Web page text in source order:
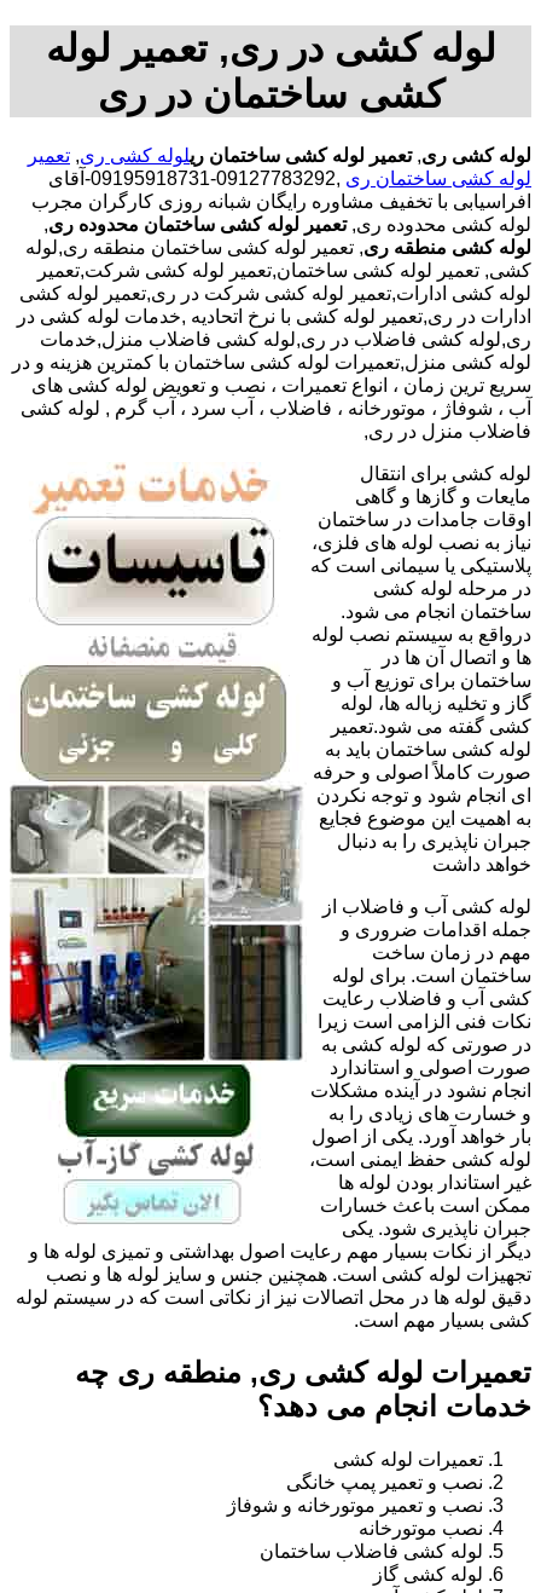
لوله کشی در ری, تعمیر لوله
کشی ساختمان در ری
لوله کشی ری,تعمیر لوله کشی ساختمان ریلوله کشی ری, تعمیر
لوله کشی ساختمان ری
,09127783292-09195918731-آقای
افراسیابی با تخفیف مشاوره رایگان شبانه روزی کارگران مجرب
لوله کشی محدوده ری,تعمیر لوله کشی ساختمان محدوده ری,
لوله کشی منطقه ری, تعمیر لوله کشی ساختمان منطقه ری,لوله
کشی, تعمیر لوله کشی ساختمان,تعمیر لوله کشی شرکت,تعمیر
لوله کشی ادارات,تعمیر لوله کشی شرکت در ری,تعمیر لوله کشی
ادارات در ری,تعمیر لوله کشی با نرخ اتحادیه ,خدمات لوله کشی در
ری,لوله کشی فاضلاب در ری,لوله کشی فاضلاب منزل,خدمات
لوله کشی منزل,تعمیرات لوله کشی ساختمان با کمترین هزینه و در
سریع ترین زمان ، انواع تعمیرات ، نصب و تعویض لوله کشی های
آب ، شوفاژ ، موتورخانه ، فاضلاب ، آب سرد ، آب گرم , لوله کشی
فاضلاب منزل در ری,
لوله کشی برای انتقال
مایعات و گازها و گاهی
اوقات جامدات در ساختمان
نیاز به نصب لوله های فلزی،
پلاستیکی یا سیمانی است که
در مرحله لوله کشی
ساختمان انجام می شود.
درواقع به سیستم نصب لوله
ها و اتصال آن ها در
ساختمان برای توزیع آب و
گاز و تخلیه زباله ها، لوله
کشی گفته می شود.تعمیر
لوله کشی ساختمان باید به
صورت کاملاً اصولی و حرفه
ای انجام شود و توجه نکردن
به اهمیت این موضوع فجایع
جبران ناپذیری را به دنبال
خواهد داشت
لوله کشی آب و فاضلاب از
جمله اقدامات ضروری و
مهم در زمان ساخت
ساختمان است. برای لوله
کشی آب و فاضلاب رعایت
نکات فنی الزامی است زیرا
در صورتی که لوله کشی به
صورت اصولی و استاندارد
انجام نشود در آینده مشکلات
و خسارت های زیادی را به
بار خواهد آورد. یکی از اصول
لوله کشی حفظ ایمنی است،
غیر استاندار بودن لوله ها
ممکن است باعث خسارات
جبران ناپذیری شود. یکی
دیگر از نکات بسیار مهم رعایت اصول بهداشتی و تمیزی لوله ها و
تجهیزات لوله کشی است. همچنین جنس و سایز لوله ها و نصب
دقیق لوله ها در محل اتصالات نیز از نکاتی است که در سیستم لوله
کشی بسیار مهم است.
تعمیرات لوله کشی ری, منطقه ری چه
خدمات انجام می دهد؟
تعمیرات لوله کشی
نصب و تعمیر پمپ خانگی
نصب و تعمیر موتورخانه و شوفاژ
نصب موتورخانه
لوله کشی فاضلاب ساختمان
لوله کشی گاز